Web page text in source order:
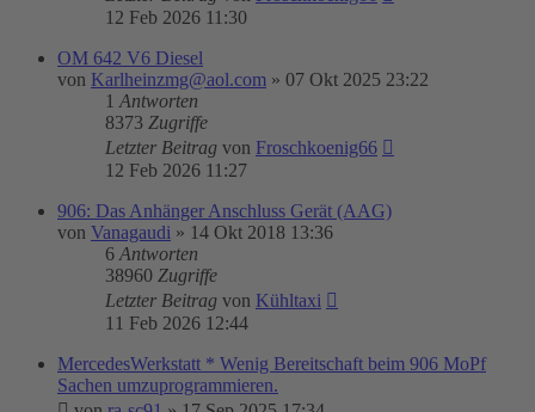
12 Feb 2026 11:30
OM 642 V6 Diesel
von Karlheinzmg@aol.com » 07 Okt 2025 23:22
1 Antworten
8373 Zugriffe
Letzter Beitrag von Froschkoenig66
12 Feb 2026 11:27
906: Das Anhänger Anschluss Gerät (AAG)
von Vanagaudi » 14 Okt 2018 13:36
6 Antworten
38960 Zugriffe
Letzter Beitrag von Kühltaxi
11 Feb 2026 12:44
MercedesWerkstatt * Wenig Bereitschaft beim 906 MoPf
Sachen umzuprogrammieren.